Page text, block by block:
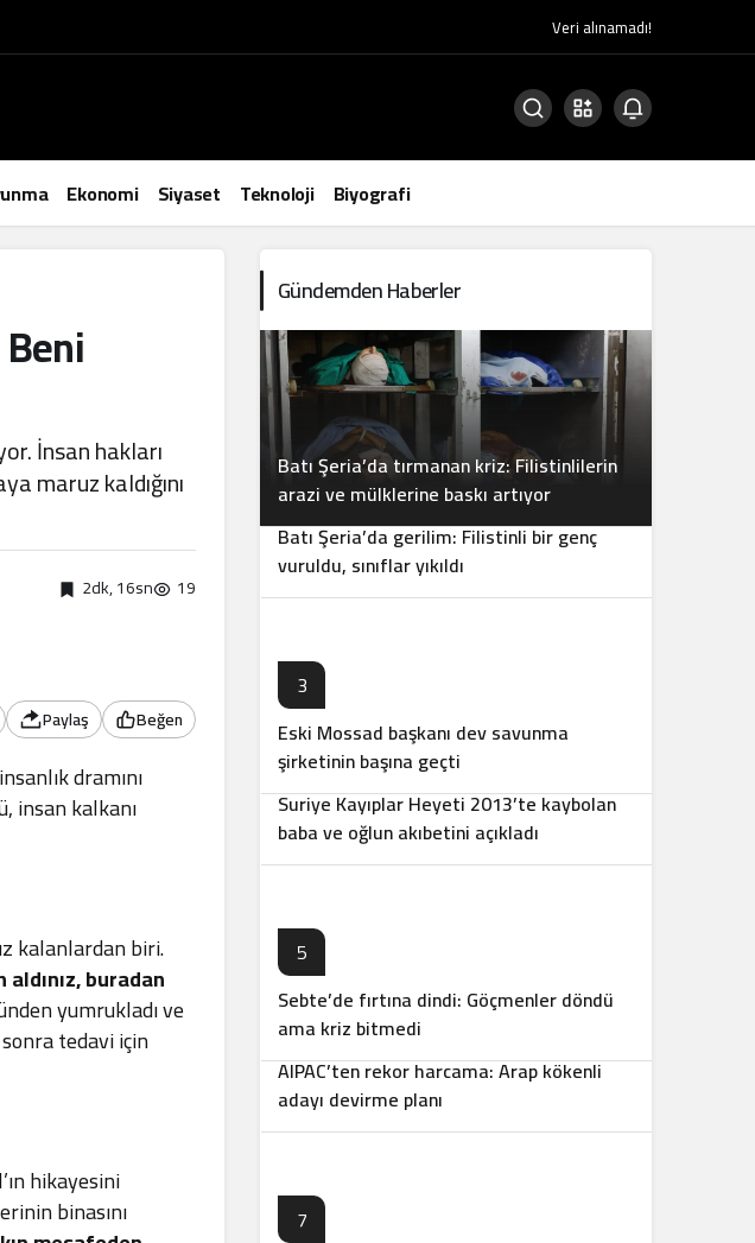
Veri alınamadı!
Ekonomi Siyaset Teknoloji Biyografi
İnsan hakları
maruz kaldığını
2dk, 16sn 19
Paylaş Beğen
dramını
insan kalkanı
kalanlardan biri.
buradan
yumrukladı ve
tedavi için
hikayesini
binasını
Gündemden Haberler
Batı Şeria’da tırmanan kriz: Filistinlilerin
arazi ve mülklerine baskı artıyor
2
Batı Şeria’da gerilim: Filistinli bir genç
vuruldu, sınıflar yıkıldı
3
Eski Mossad başkanı dev savunma
şirketinin başına geçti
4
Suriye Kayıplar Heyeti 2013’te kaybolan
baba ve oğlun akıbetini açıkladı
5
Sebte’de fırtına dindi: Göçmenler döndü
ama kriz bitmedi
6
AIPAC’ten rekor harcama: Arap kökenli
adayı devirme planı
7